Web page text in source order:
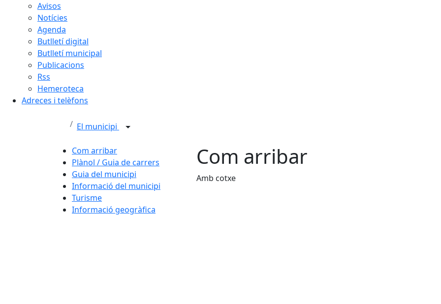
Avisos
Notícies
Agenda
Butlletí digital
Butlletí municipal
Publicacions
Rss
Hemeroteca
Adreces i telèfons
El municipi
Com arribar
Plànol / Guia de carrers
Guia del municipi
Informació del municipi
Turisme
Informació geogràfica
Com arribar
Amb cotxe